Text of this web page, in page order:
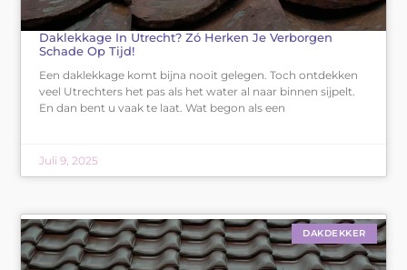
Daklekkage In Utrecht? Zó Herken Je Verborgen
Schade Op Tijd!
Een daklekkage komt bijna nooit gelegen. Toch ontdekken
veel Utrechters het pas als het water al naar binnen sijpelt.
En dan bent u vaak te laat. Wat begon als een
Juli 9, 2025
DAKDEKKER